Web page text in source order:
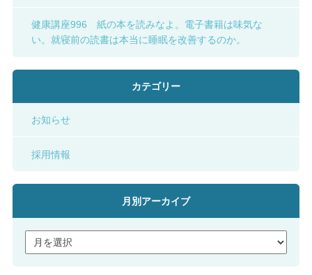
健康講座996 紙の本を読みなよ。電子書籍は味気な
い。就寝前の読書は本当に睡眠を改善するのか。
カテゴリー
お知らせ
採用情報
月別アーカイブ